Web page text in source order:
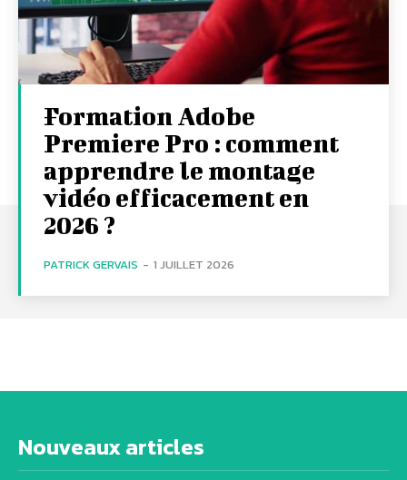
Formation Adobe
Premiere Pro : comment
apprendre le montage
vidéo efficacement en
2026 ?
PATRICK GERVAIS - 1 JUILLET 2026
Nouveaux articles